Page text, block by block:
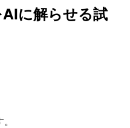
AIに解らせる試